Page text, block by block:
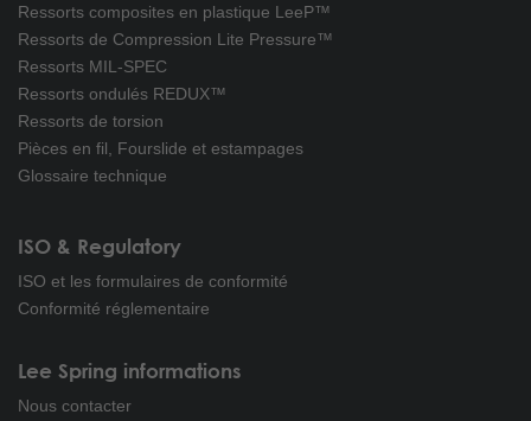
Ressorts composites en plastique LeeP™
Ressorts de Compression Lite Pressure™
Ressorts MIL-SPEC
Ressorts ondulés REDUX™
Ressorts de torsion
Pièces en fil, Fourslide et estampages
Glossaire technique
ISO & Regulatory
ISO et les formulaires de conformité
Conformité réglementaire
Lee Spring informations
Nous contacter